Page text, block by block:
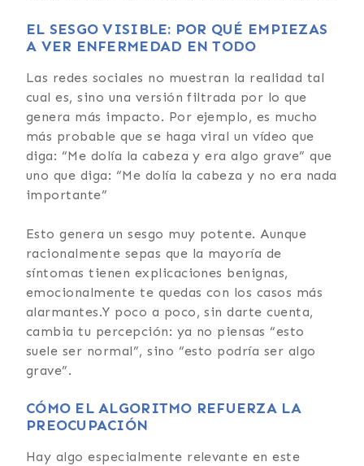
EL SESGO VISIBLE: POR QUÉ EMPIEZAS
A VER ENFERMEDAD EN TODO
Las redes sociales no muestran la realidad tal
cual es, sino una versión filtrada por lo que
genera más impacto. Por ejemplo, es mucho
más probable que se haga viral un vídeo que
diga: “Me dolía la cabeza y era algo grave” que
uno que diga: “Me dolía la cabeza y no era nada
importante”
Esto genera un sesgo muy potente. Aunque
racionalmente sepas que la mayoría de
síntomas tienen explicaciones benignas,
emocionalmente te quedas con los casos más
alarmantes.Y poco a poco, sin darte cuenta,
cambia tu percepción: ya no piensas “esto
suele ser normal”, sino “esto podría ser algo
grave”.
CÓMO EL ALGORITMO REFUERZA LA
PREOCUPACIÓN
Hay algo especialmente relevante en este